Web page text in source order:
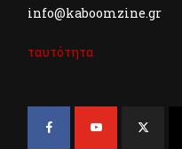
info@kaboomzine.gr
ταυτότητα